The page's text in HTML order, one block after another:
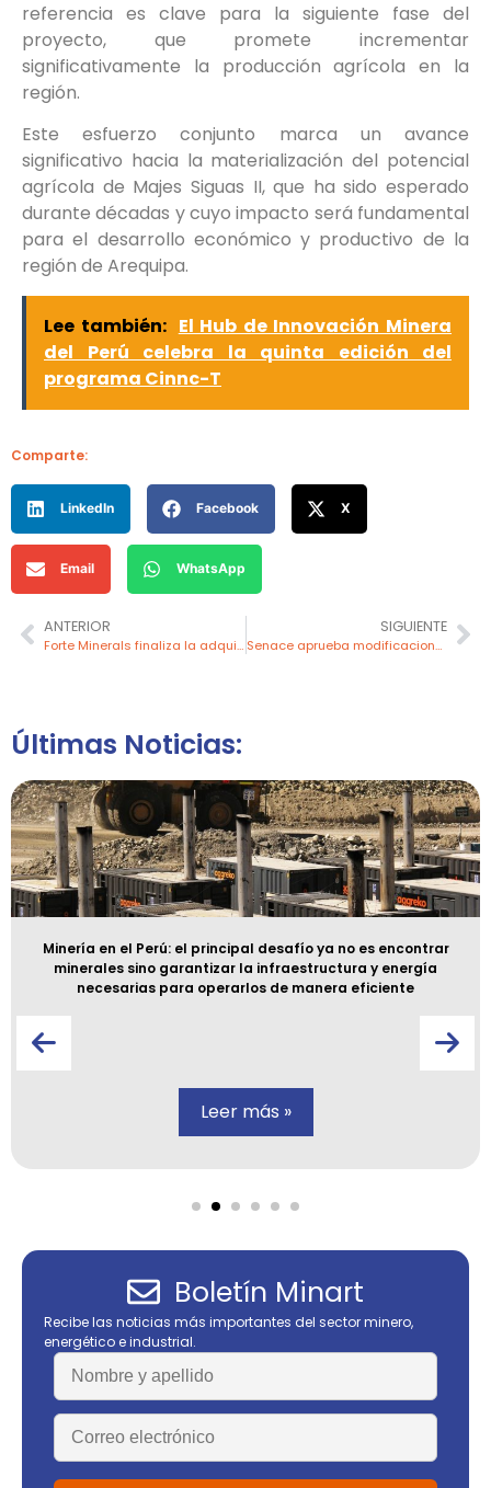
referencia es clave para la siguiente fase del
proyecto, que promete incrementar
significativamente la producción agrícola en la
región.
Este esfuerzo conjunto marca un avance
significativo hacia la materialización del potencial
agrícola de Majes Siguas II, que ha sido esperado
durante décadas y cuyo impacto será fundamental
para el desarrollo económico y productivo de la
región de Arequipa.
Lee también: El Hub de Innovación Minera
del Perú celebra la quinta edición del
programa Cinnc-T
Comparte:
LinkedIn Facebook X
Email WhatsApp
ANTERIOR
Forte Minerals finaliza la adquisición del proyecto Miscanthus en Ayacucho
SIGUIENTE
Senace aprueba modificaciones en planta de gas Malvinas
Últimas Noticias:
Minería en el Perú: el principal desafío ya no es encontrar
minerales sino garantizar la infraestructura y energía
necesarias para operarlos de manera eficiente
Leer más »
Boletín Minart
Recibe las noticias más importantes del sector minero,
energético e industrial.